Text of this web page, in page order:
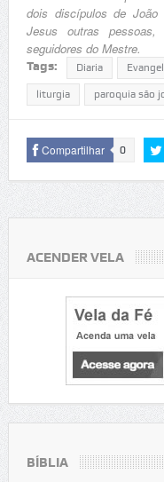
dois discípulos de
Jesus outras
seguidores do Mestre.
Tags: Diaria
liturgia paroquia são
Compartilhar 0
ACENDER VELA
BÍBLIA